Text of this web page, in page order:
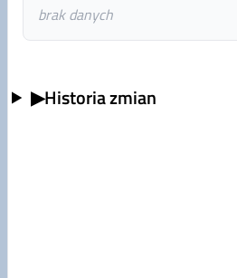
brak danych
▶Historia zmian